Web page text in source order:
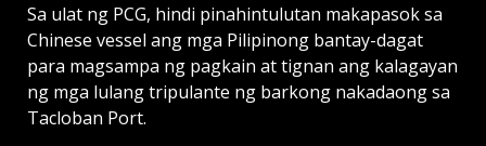
Sa ulat ng PCG, hindi pinahintulutan makapasok sa
Chinese vessel ang mga Pilipinong bantay-dagat
para magsampa ng pagkain at tignan ang kalagayan
ng mga lulang tripulante ng barkong nakadaong sa
Tacloban Port.